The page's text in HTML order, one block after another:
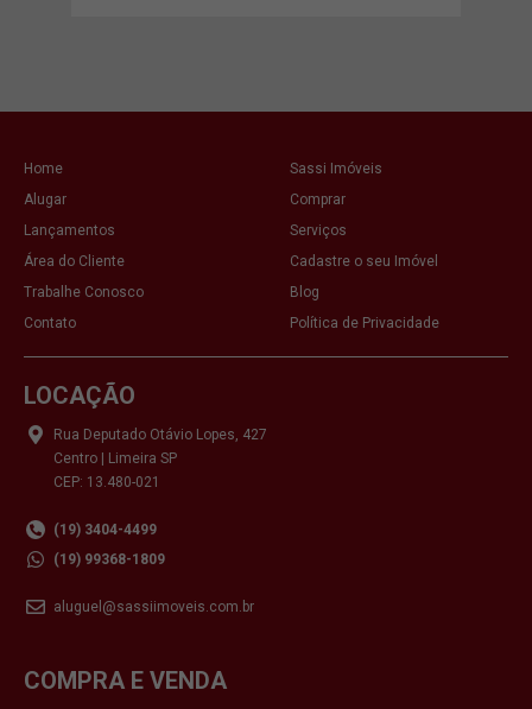
Home
Sassi Imóveis
Alugar
Comprar
Lançamentos
Serviços
Área do Cliente
Cadastre o seu Imóvel
Trabalhe Conosco
Blog
Contato
Política de Privacidade
LOCAÇÃO
Rua Deputado Otávio Lopes, 427
Centro | Limeira SP
CEP: 13.480-021
(19) 3404-4499
(19) 99368-1809
aluguel@sassiimoveis.com.br
COMPRA E VENDA